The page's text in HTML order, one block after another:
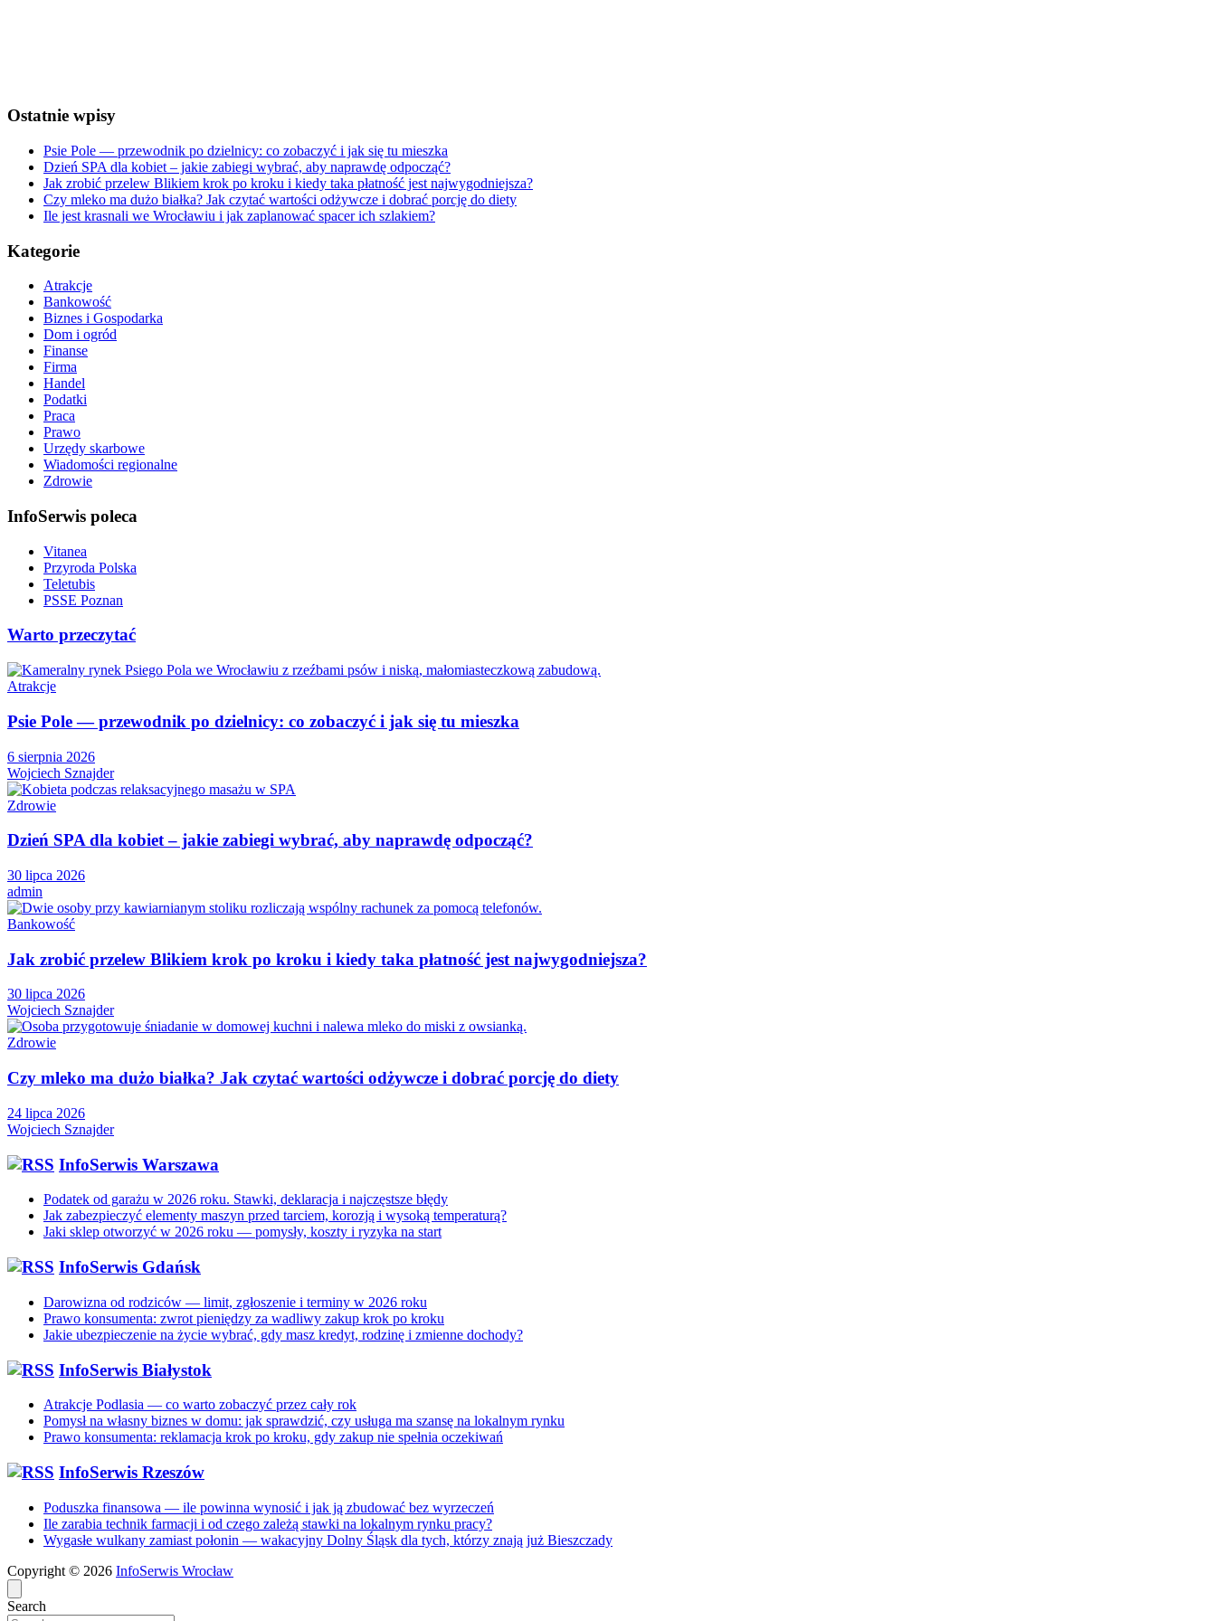
Ostatnie wpisy
Psie Pole — przewodnik po dzielnicy: co zobaczyć i jak się tu mieszka
Dzień SPA dla kobiet – jakie zabiegi wybrać, aby naprawdę odpocząć?
Jak zrobić przelew Blikiem krok po kroku i kiedy taka płatność jest najwygodniejsza?
Czy mleko ma dużo białka? Jak czytać wartości odżywcze i dobrać porcję do diety
Ile jest krasnali we Wrocławiu i jak zaplanować spacer ich szlakiem?
Kategorie
Atrakcje
Bankowość
Biznes i Gospodarka
Dom i ogród
Finanse
Firma
Handel
Podatki
Praca
Prawo
Urzędy skarbowe
Wiadomości regionalne
Zdrowie
InfoSerwis poleca
Vitanea
Przyroda Polska
Teletubis
PSSE Poznan
Warto przeczytać
Atrakcje
Psie Pole — przewodnik po dzielnicy: co zobaczyć i jak się tu mieszka
6 sierpnia 2026
Wojciech Sznajder
Zdrowie
Dzień SPA dla kobiet – jakie zabiegi wybrać, aby naprawdę odpocząć?
30 lipca 2026
admin
Bankowość
Jak zrobić przelew Blikiem krok po kroku i kiedy taka płatność jest najwygodniejsza?
30 lipca 2026
Wojciech Sznajder
Zdrowie
Czy mleko ma dużo białka? Jak czytać wartości odżywcze i dobrać porcję do diety
24 lipca 2026
Wojciech Sznajder
InfoSerwis Warszawa
Podatek od garażu w 2026 roku. Stawki, deklaracja i najczęstsze błędy
Jak zabezpieczyć elementy maszyn przed tarciem, korozją i wysoką temperaturą?
Jaki sklep otworzyć w 2026 roku — pomysły, koszty i ryzyka na start
InfoSerwis Gdańsk
Darowizna od rodziców — limit, zgłoszenie i terminy w 2026 roku
Prawo konsumenta: zwrot pieniędzy za wadliwy zakup krok po kroku
Jakie ubezpieczenie na życie wybrać, gdy masz kredyt, rodzinę i zmienne dochody?
InfoSerwis Białystok
Atrakcje Podlasia — co warto zobaczyć przez cały rok
Pomysł na własny biznes w domu: jak sprawdzić, czy usługa ma szansę na lokalnym rynku
Prawo konsumenta: reklamacja krok po kroku, gdy zakup nie spełnia oczekiwań
InfoSerwis Rzeszów
Poduszka finansowa — ile powinna wynosić i jak ją zbudować bez wyrzeczeń
Ile zarabia technik farmacji i od czego zależą stawki na lokalnym rynku pracy?
Wygasłe wulkany zamiast połonin — wakacyjny Dolny Śląsk dla tych, którzy znają już Bieszczady
Copyright © 2026 InfoSerwis Wrocław
Search